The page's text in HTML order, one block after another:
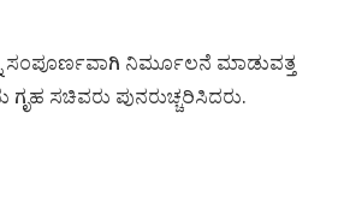
ಸಂಪೂರ್ಣವಾಗಿ ನಿರ್ಮೂಲನೆ ಮಾಡುವತ್ತ
ಗೃಹ ಸಚಿವರು ಪುನರುಚ್ಚರಿಸಿದರು.